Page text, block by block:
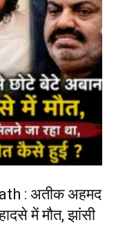
: अतीक अहमद
में मौत, झांसी